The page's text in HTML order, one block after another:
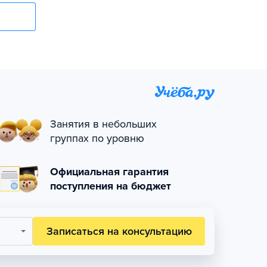
Занятия в небольших
группах по уровню
Официальная гарантия
поступления на бюджет
Записаться на консультацию